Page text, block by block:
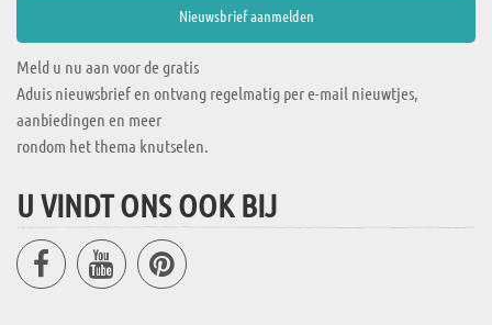
Meld u nu aan voor de gratis
Aduis nieuwsbrief en ontvang regelmatig per e-mail nieuwtjes,
aanbiedingen en meer
rondom het thema knutselen.
U VINDT ONS OOK BIJ